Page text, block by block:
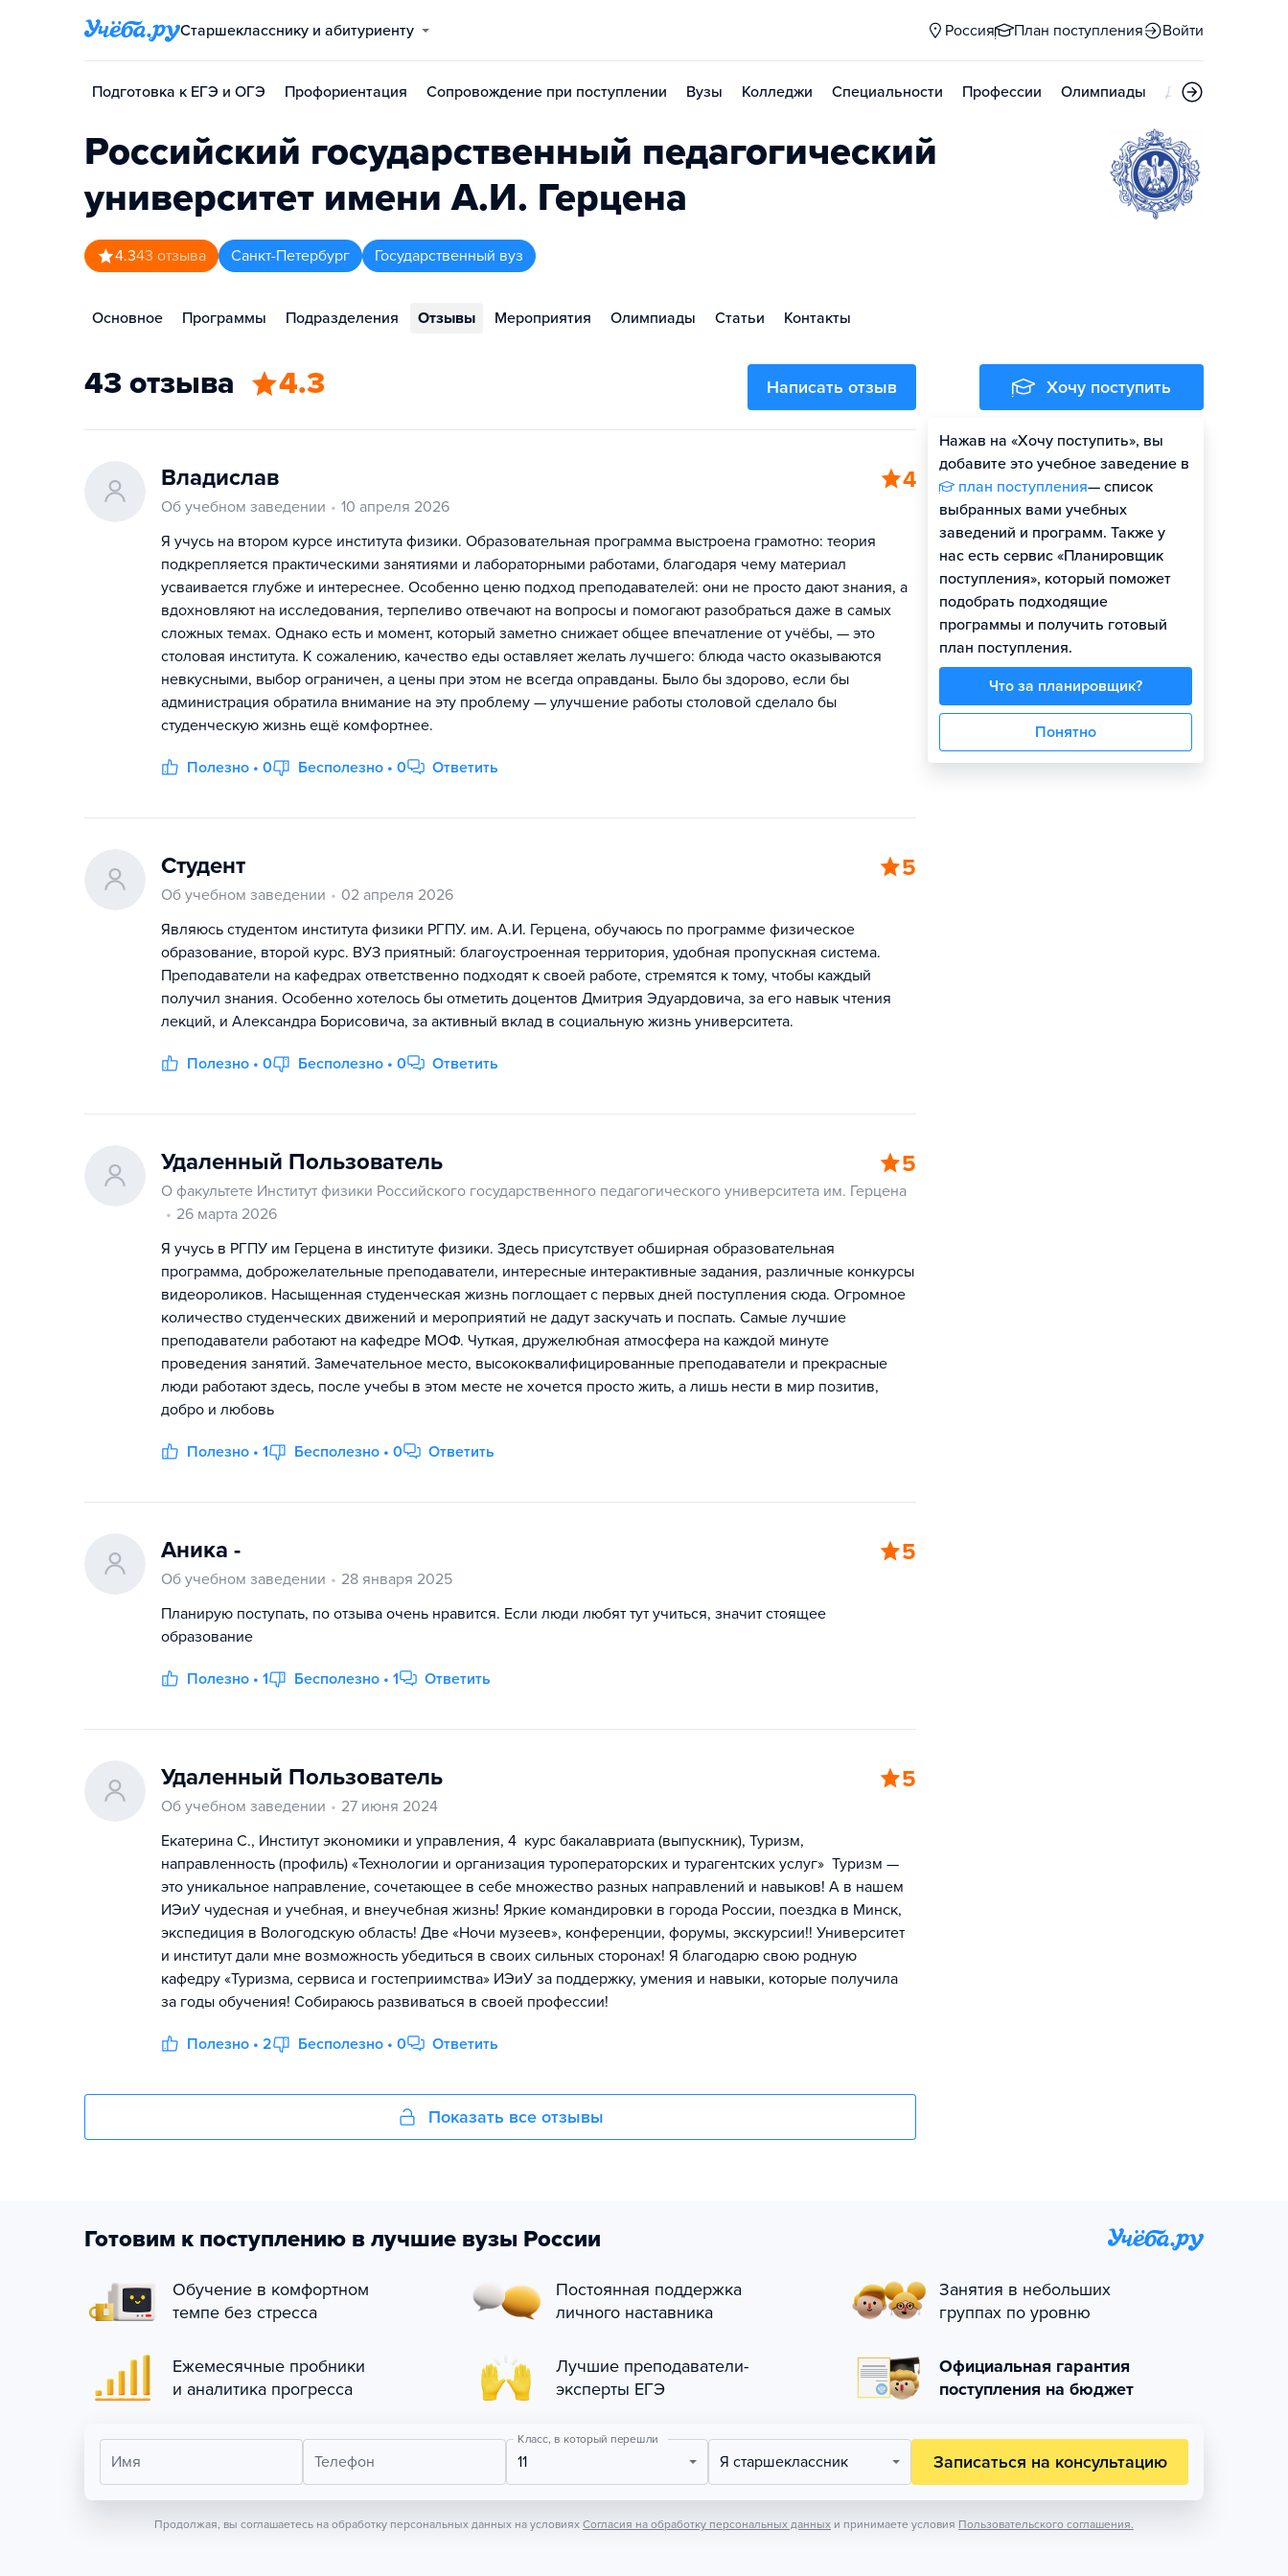
Старшекласснику и абитуриенту Россия План поступления Войти
Подготовка к ЕГЭ и ОГЭ Профориентация Сопровождение при поступлении Вузы Колледжи Специальности Профессии Олимпиады Дни открытых
Российский государственный педагогический
университет имени А.И. Герцена
4.343 отзыва Санкт-Петербург Государственный вуз
Основное Программы Подразделения Отзывы Мероприятия Олимпиады Статьи Контакты
43 отзыва 4.3 Написать отзыв
Владислав 4
Об учебном заведении
10 апреля 2026
Я учусь на втором курсе института физики. Образовательная программа выстроена грамотно: теория
подкрепляется практическими занятиями и лабораторными работами, благодаря чему материал
усваивается глубже и интереснее. Особенно ценю подход преподавателей: они не просто дают знания, а
вдохновляют на исследования, терпеливо отвечают на вопросы и помогают разобраться даже в самых
сложных темах. Однако есть и момент, который заметно снижает общее впечатление от учёбы, — это
столовая института. К сожалению, качество еды оставляет желать лучшего: блюда часто оказываются
невкусными, выбор ограничен, а цены при этом не всегда оправданы. Было бы здорово, если бы
администрация обратила внимание на эту проблему — улучшение работы столовой сделало бы
студенческую жизнь ещё комфортнее.
Полезно • 0 Бесполезно • 0 Ответить
Студент 5
Об учебном заведении
02 апреля 2026
Являюсь студентом института физики РГПУ. им. А.И. Герцена, обучаюсь по программе физическое
образование, второй курс. ВУЗ приятный: благоустроенная территория, удобная пропускная система.
Преподаватели на кафедрах ответственно подходят к своей работе, стремятся к тому, чтобы каждый
получил знания. Особенно хотелось бы отметить доцентов Дмитрия Эдуардовича, за его навык чтения
лекций, и Александра Борисовича, за активный вклад в социальную жизнь университета.
Полезно • 0 Бесполезно • 0 Ответить
Удаленный Пользователь 5
О факультете Институт физики Российского государственного педагогического университета им. Герцена
26 марта 2026
Я учусь в РГПУ им Герцена в институте физики. Здесь присутствует обширная образовательная
программа, доброжелательные преподаватели, интересные интерактивные задания, различные конкурсы
видеороликов. Насыщенная студенческая жизнь поглощает с первых дней поступления сюда. Огромное
количество студенческих движений и мероприятий не дадут заскучать и поспать. Самые лучшие
преподаватели работают на кафедре МОФ. Чуткая, дружелюбная атмосфера на каждой минуте
проведения занятий. Замечательное место, высококвалифицированные преподаватели и прекрасные
люди работают здесь, после учебы в этом месте не хочется просто жить, а лишь нести в мир позитив,
добро и любовь
Полезно • 1 Бесполезно • 0 Ответить
Аника - 5
Об учебном заведении
28 января 2025
Планирую поступать, по отзыва очень нравится. Если люди любят тут учиться, значит стоящее
образование
Полезно • 1 Бесполезно • 1 Ответить
Удаленный Пользователь 5
Об учебном заведении
27 июня 2024
Екатерина С., Институт экономики и управления, 4 курс бакалавриата (выпускник), Туризм,
направленность (профиль) «Технологии и организация туроператорских и турагентских услуг» Туризм —
это уникальное направление, сочетающее в себе множество разных направлений и навыков! А в нашем
ИЭиУ чудесная и учебная, и внеучебная жизнь! Яркие командировки в города России, поездка в Минск,
экспедиция в Вологодскую область! Две «Ночи музеев», конференции, форумы, экскурсии!! Университет
и институт дали мне возможность убедиться в своих сильных сторонах! Я благодарю свою родную
кафедру «Туризма, сервиса и гостеприимства» ИЭиУ за поддержку, умения и навыки, которые получила
за годы обучения! Собираюсь развиваться в своей профессии!
Полезно • 2 Бесполезно • 0 Ответить
Показать все отзывы
Хочу поступить
Нажав на «Хочу поступить», вы
добавите это учебное заведение в
план поступления— список
выбранных вами учебных
заведений и программ. Также у
нас есть сервис «Планировщик
поступления», который поможет
подобрать подходящие
программы и получить готовый
план поступления.
Что за планировщик?
Понятно
Оценить шансы
Готовим к поступлению в лучшие вузы России
Обучение в комфортном
темпе без стресса
Постоянная поддержка
личного наставника
Занятия в небольших
группах по уровню
Ежемесячные пробники
и аналитика прогресса
Лучшие преподаватели-
эксперты ЕГЭ
Официальная гарантия
поступления на бюджет
Имя Телефон
Класс, в который перешли
11 Я старшеклассник Записаться на консультацию
Продолжая, вы соглашаетесь на обработку персональных данных на условиях Согласия на обработку персональных данных и принимаете условия Пользовательского соглашения.